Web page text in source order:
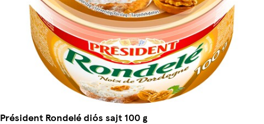
Président Rondelé diós sajt 100 g